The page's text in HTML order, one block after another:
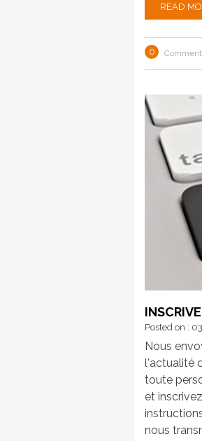
READ
0
Posted on :
Nous
l'actualité
toute
et
nous